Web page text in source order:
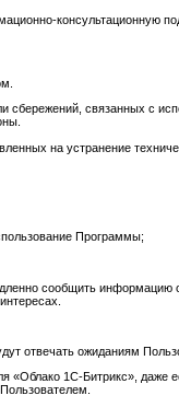
консультационную
связанных с
на устранение
Программы;
сообщить информацию
отвечать ожиданиям
1С-Битрикс», даже